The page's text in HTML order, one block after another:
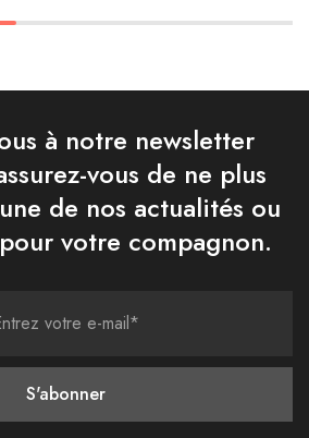
à notre newsletter
vous de ne plus
de nos actualités ou
votre compagnon.